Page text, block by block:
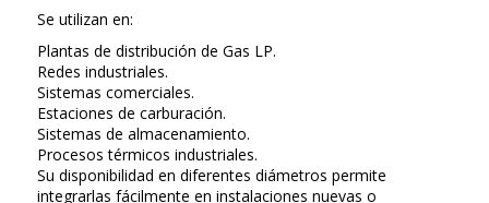
Se utilizan en:
Plantas de distribución de Gas LP.
Redes industriales.
Sistemas comerciales.
Estaciones de carburación.
Sistemas de almacenamiento.
Procesos térmicos industriales.
Su disponibilidad en diferentes diámetros permite
integrarlas fácilmente en instalaciones nuevas o